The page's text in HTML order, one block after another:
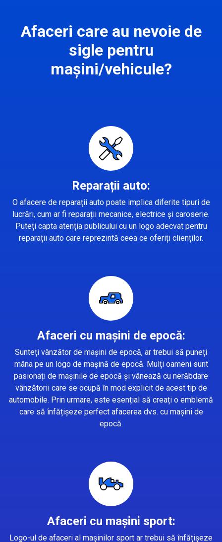
Afaceri care au nevoie de
sigle pentru
mașini/vehicule?
Reparații auto:
O afacere de reparații auto poate implica diferite tipuri de
lucrări, cum ar fi reparații mecanice, electrice și caroserie.
Puteți capta atenția publicului cu un logo adecvat pentru
reparații auto care reprezintă ceea ce oferiți clienților.
Afaceri cu mașini de epocă:
Sunteți vânzător de mașini de epocă, ar trebui să puneți
mâna pe un logo de mașină de epocă. Mulți oameni sunt
pasionați de mașinile de epocă și vânează cu nerăbdare
vânzătorii care se ocupă în mod explicit de acest tip de
automobile. Prin urmare, este esențial să creați o emblemă
care să înfățișeze perfect afacerea dvs. cu mașini de
epocă.
Afaceri cu mașini sport:
Logo-ul de afaceri al mașinilor sport ar trebui să înfățișeze